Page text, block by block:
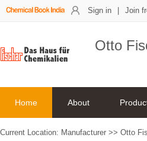
Sign in Join
Otto
Home About
Current Location: Manufacturer >> Otto